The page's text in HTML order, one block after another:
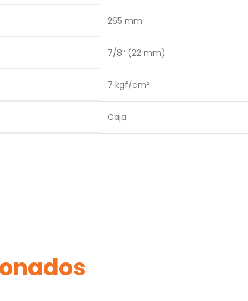
265 mm
7/8″ (22 mm)
7 kgf/cm²
Caja